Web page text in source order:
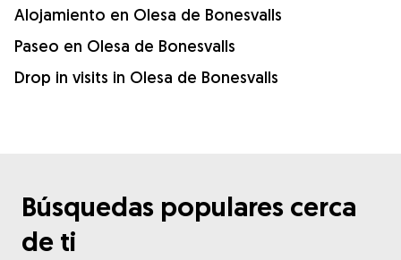
Alojamiento en Olesa de Bonesvalls
Paseo en Olesa de Bonesvalls
Drop in visits in Olesa de Bonesvalls
Búsquedas populares cerca
de ti